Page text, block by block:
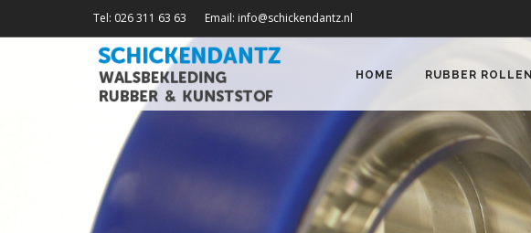
Tel: 026 311 63 63 Email: info@schickendantz.nl
HOME RUBBER ROLLEN